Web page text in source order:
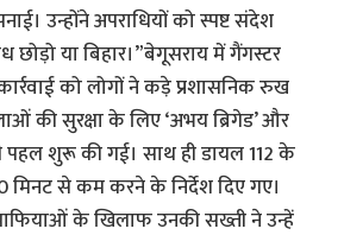
उन्होंने अपराधियों को स्पष्ट संदेश
छोड़ो या बिहार।”बेगूसराय में गैंगस्टर
को लोगों ने कड़े प्रशासनिक रुख
की सुरक्षा के लिए ‘अभय ब्रिगेड’ और
पहल शुरू की गई। साथ ही डायल 112 के
मिनट से कम करने के निर्देश दिए गए।
के खिलाफ उनकी सख्ती ने उन्हें